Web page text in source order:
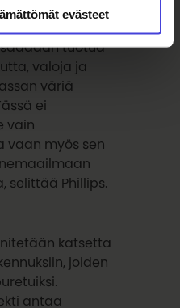
evästeet
ja
tuotua
valoja ja
väriä
ei
vain
vaan myös sen
selittää Phillips.
katsetta
joiden
antaa